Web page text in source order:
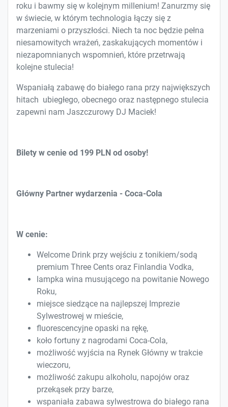
roku i bawmy się w kolejnym millenium! Zanurzmy się
w świecie, w którym technologia łączy się z
marzeniami o przyszłości. Niech ta noc będzie pełna
niesamowitych wrażeń, zaskakujących momentów i
niezapomnianych wspomnień, które przetrwają
kolejne stulecia!
Wspaniałą zabawę do białego rana przy największych
hitach ubiegłego, obecnego oraz następnego stulecia
zapewni nam Jaszczurowy DJ Maciek!
Bilety w cenie od 199 PLN od osoby!
Główny Partner wydarzenia - Coca-Cola
W cenie:
Welcome Drink przy wejściu z tonikiem/sodą
premium Three Cents oraz Finlandia Vodka,
lampka wina musującego na powitanie Nowego
Roku,
miejsce siedzące na najlepszej Imprezie
Sylwestrowej w mieście,
fluorescencyjne opaski na rękę,
koło fortuny z nagrodami Coca-Cola,
możliwość wyjścia na Rynek Główny w trakcie
wieczoru,
możliwość zakupu alkoholu, napojów oraz
przekąsek przy barze,
wspaniała zabawa sylwestrowa do białego rana